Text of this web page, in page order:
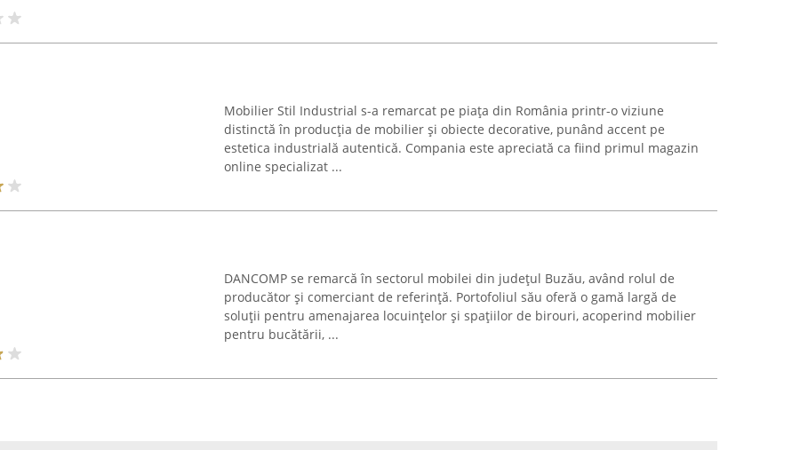
Mobilier Stil Industrial s-a remarcat pe piața din România printr-o viziune
distinctă în producția de mobilier și obiecte decorative, punând accent pe
estetica industrială autentică. Compania este apreciată ca fiind primul magazin
online specializat ...
DANCOMP se remarcă în sectorul mobilei din județul Buzău, având rolul de
producător și comerciant de referință. Portofoliul său oferă o gamă largă de
soluții pentru amenajarea locuințelor și spațiilor de birouri, acoperind mobilier
pentru bucătării, ...